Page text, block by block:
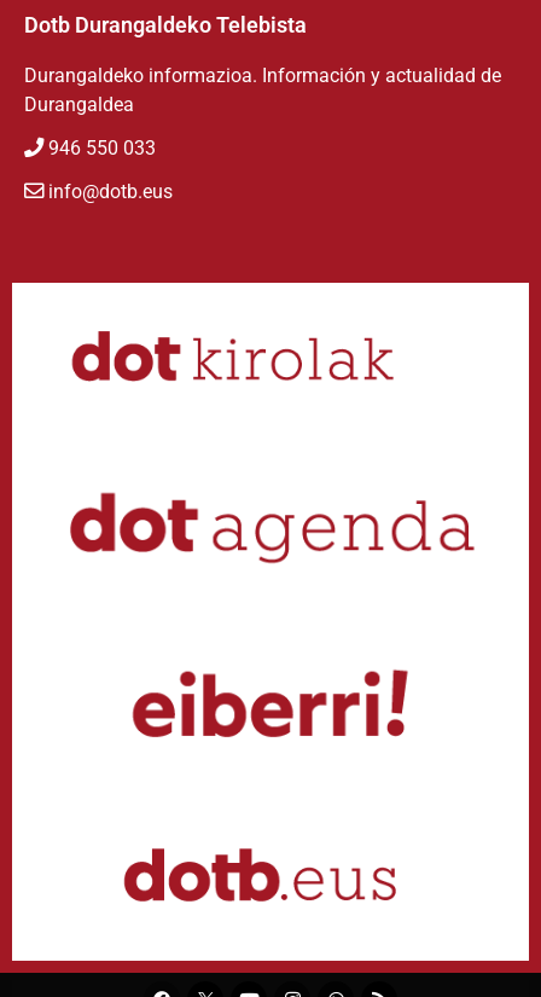
Dotb Durangaldeko Telebista
Durangaldeko informazioa. Información y actualidad de
Durangaldea
946 550 033
info@dotb.eus